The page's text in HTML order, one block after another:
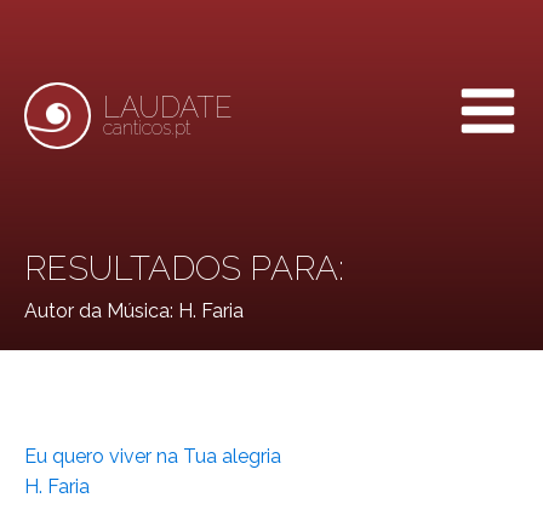
LAUDATE
canticos.pt
RESULTADOS PARA:
Autor da Música: H. Faria
Eu quero viver na Tua alegria
H. Faria